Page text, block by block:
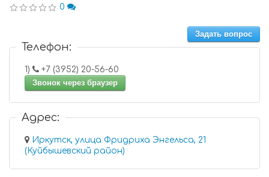
0
Задать вопрос
Телефон:
1)
+7 (3952) 20-56-60
Звонок через браузер
Адрес:
Иркутск, улица Фридриха Энгельса, 21
(Куйбышевский район)